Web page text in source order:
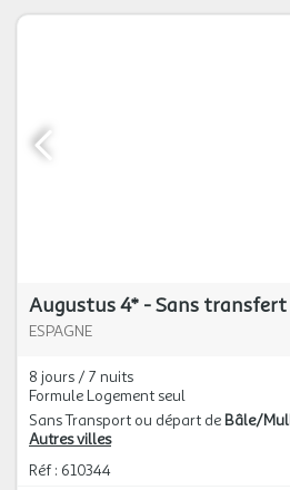
Augustus 4* - Sans transfert
ESPAGNE
8 jours / 7 nuits
Formule Logement seul
Sans Transport ou départ de Bâle/
Autres villes
Réf : 610344